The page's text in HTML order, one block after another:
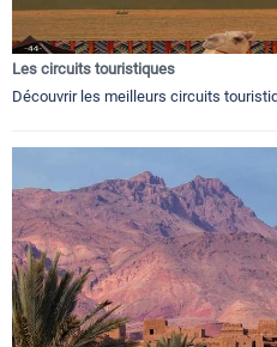
Les circuits touristiques
Découvrir les meilleurs circuits